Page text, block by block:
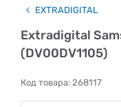
EXTRADIGITAL
Extradigital
(DV00DV1105)
Код товара: 268117